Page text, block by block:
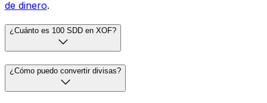
de dinero.
¿Cuánto es 100 SDD en XOF?
¿Cómo puedo convertir divisas?